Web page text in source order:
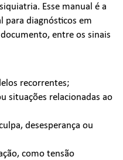
Esse manual é a
para diagnósticos em
entre os sinais
recorrentes;
situações relacionadas ao
desesperança ou
como tensão